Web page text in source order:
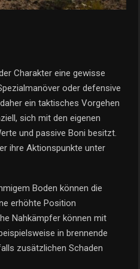
Charakter eine gewisse
oder defensive
ein taktisches Vorgehen
sich mit den eigenen
und passive Boni besitzt.
ihre Aktionspunkte unter
Boden können die
erhöhte Position
Nahkämpfer können mit
in brennende
zusätzlichen Schaden